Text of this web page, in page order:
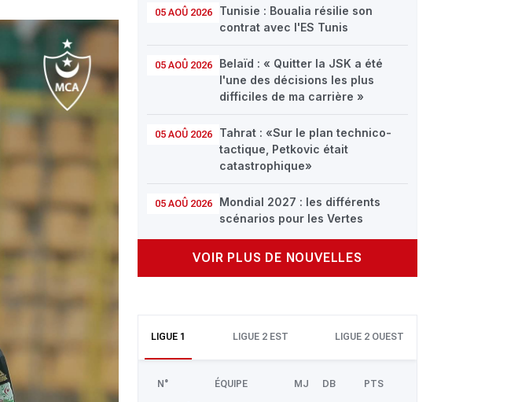
05 AOÛ 2026
Tunisie : Boualia résilie son
contrat avec l'ES Tunis
05 AOÛ 2026
Belaïd : « Quitter la JSK a été
l'une des décisions les plus
difficiles de ma carrière »
05 AOÛ 2026
Tahrat : «Sur le plan technico-
tactique, Petkovic était
catastrophique»
05 AOÛ 2026
Mondial 2027 : les différents
scénarios pour les Vertes
VOIR PLUS DE NOUVELLES
LIGUE 1 LIGUE 2 EST LIGUE 2 OUEST
N° ÉQUIPE MJ DB PTS